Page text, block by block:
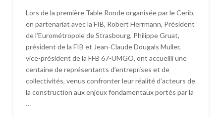
Lors de la première Table Ronde organisée par le Cerib,
en partenariat avec la FIB, Robert Herrmann, Président
de l’Eurométropole de Strasbourg, Philippe Gruat,
président de la FIB et Jean-Claude Dougals Muller,
vice-président de la FFB 67-UMGO, ont accueilli une
centaine de représentants d’entreprises et de
collectivités, venus confronter leur réalité d’acteurs de
la construction aux enjeux fondamentaux portés par la
…